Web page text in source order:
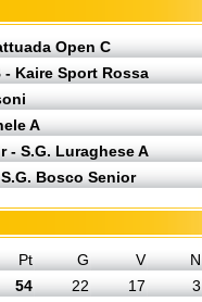
Open C
- Kaire Sport Rossa
A
- S.G. Luraghese A
Bosco Senior
Pt G V N
54 22 17 3